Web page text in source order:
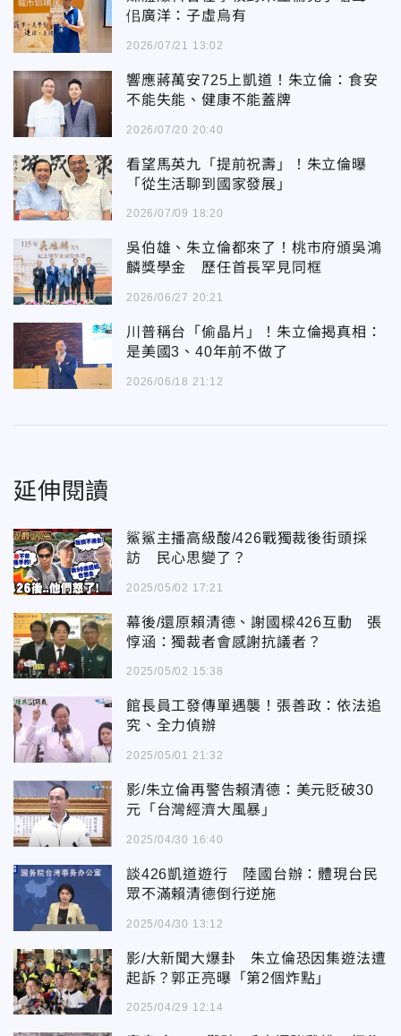
佀廣洋：子虛烏有
2026/07/21 13:02
響應蔣萬安725上凱道！朱立倫：食安
不能失能、健康不能蓋牌
2026/07/20 20:40
看望馬英九「提前祝壽」！朱立倫曝
「從生活聊到國家發展」
2026/07/09 18:20
吳伯雄、朱立倫都來了！桃市府頒吳鴻
麟獎學金 歷任首長罕見同框
2026/06/27 20:21
川普稱台「偷晶片」！朱立倫揭真相：
是美國3、40年前不做了
2026/06/18 21:12
延伸閱讀
鯊鯊主播高級酸/426戰獨裁後街頭採
訪 民心思變了？
2025/05/02 17:21
幕後/還原賴清德、謝國樑426互動 張
惇涵：獨裁者會感謝抗議者？
2025/05/02 15:38
館長員工發傳單遇襲！張善政：依法追
究、全力偵辦
2025/05/01 21:32
影/朱立倫再警告賴清德：美元貶破30
元「台灣經濟大風暴」
2025/04/30 16:40
談426凱道遊行 陸國台辦：體現台民
眾不滿賴清德倒行逆施
2025/04/30 13:12
影/大新聞大爆卦 朱立倫恐因集遊法遭
起訴？郭正亮曝「第2個炸點」
2025/04/29 12:14